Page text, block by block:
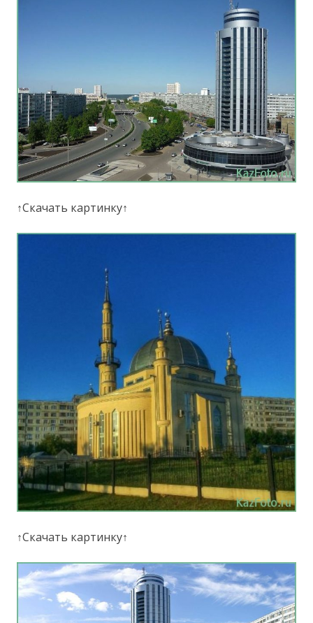
↑Скачать картинку↑
↑Скачать картинку↑